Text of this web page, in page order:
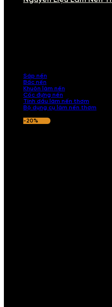
Sáp nến
Bấc nến
Khuôn làm nến
Cốc đựng nến
Tinh dầu làm nến thơm
Bộ dụng cụ làm nến thơm
-20%